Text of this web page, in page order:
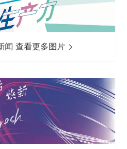
闻 查看更多图片